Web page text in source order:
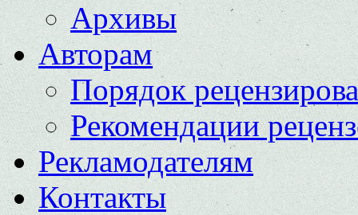
Архивы
Авторам
Порядок
Рекомендации
Рекламодателям
Контакты